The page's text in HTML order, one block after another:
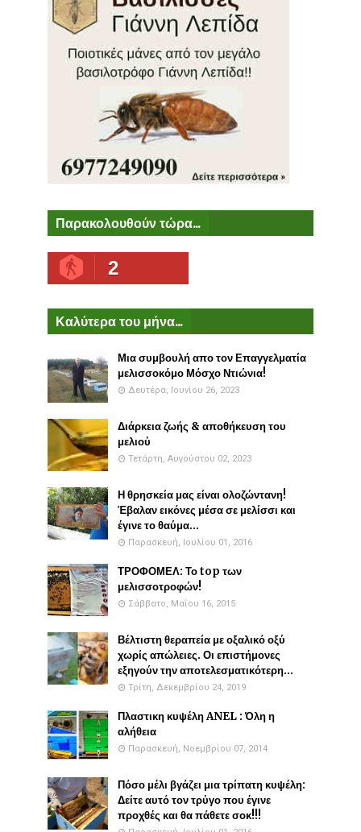
Παρακολουθούν τώρα...
2
Καλύτερα του μήνα...
Μια συμβουλή απο τον Επαγγελματία
μελισσοκόμο Μόσχο Ντιώνια!
Δευτέρα, Ιουνίου 26, 2023
Διάρκεια ζωής & αποθήκευση του
μελιού
Τετάρτη, Αυγούστου 02, 2023
Η θρησκεία μας είναι ολοζώντανη!
Έβαλαν εικόνες μέσα σε μελίσσι και
έγινε το θαύμα...
Παρασκευή, Ιουλίου 01, 2016
ΤΡΟΦΟΜΕΛ: Το top των
μελισσοτροφών!
Σάββατο, Μαΐου 16, 2015
Βέλτιστη θεραπεία με οξαλικό οξύ
χωρίς απώλειες. Οι επιστήμονες
εξηγούν την αποτελεσματικότερη...
Τρίτη, Δεκεμβρίου 24, 2019
Πλαστικη κυψέλη ANEL : Όλη η
αλήθεια
Παρασκευή, Νοεμβρίου 07, 2014
Πόσο μέλι βγάζει μια τρίπατη κυψέλη:
Δείτε αυτό τον τρύγο που έγινε
προχθές και θα πάθετε σοκ!!!